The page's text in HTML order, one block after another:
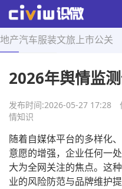
地产汽车服装文旅 上市公关
首页 > 舆情知识 > 正文
2026年舆情监
发布时间:2026-05-27 17:28
情知识
随着自媒体平台的多样化
意愿的增强，企业任何一
大为全网关注的焦点。这
业的风险防范与品牌维护